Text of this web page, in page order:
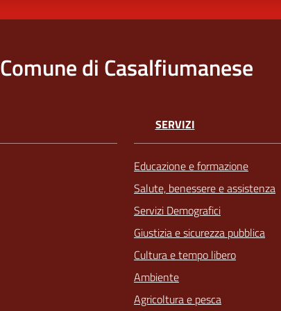
Comune di Casalfiumanese
SERVIZI
Educazione e formazione
Salute, benessere e assistenza
Servizi Demografici
Giustizia e sicurezza pubblica
Cultura e tempo libero
Ambiente
Agricoltura e pesca